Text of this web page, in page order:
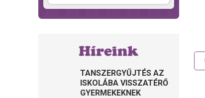
Híreink
TANSZERGYŰJTÉS AZ
ISKOLÁBA VISSZATÉRŐ
GYERMEKEKNEK